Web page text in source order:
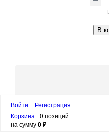
В
Войти
Регистрация
Корзина
0 позиций
на сумму0 ₽